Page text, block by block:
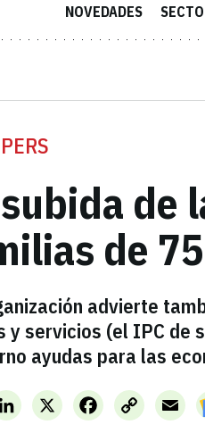
NOVEDADES
de
de
advierte
y servicios (el IPC de
ayudas para las
LinkedInX FacebookCopy
Link